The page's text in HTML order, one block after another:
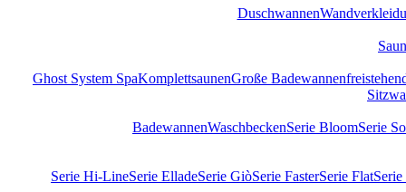
Duschwannen
Ghost System SpaKomplettsaunenGroße Badewannen
BadewannenWaschbeckenSerie BloomSerie
Serie Hi-LineSerie ElladeSerie GiòSerie FasterSerie Flat